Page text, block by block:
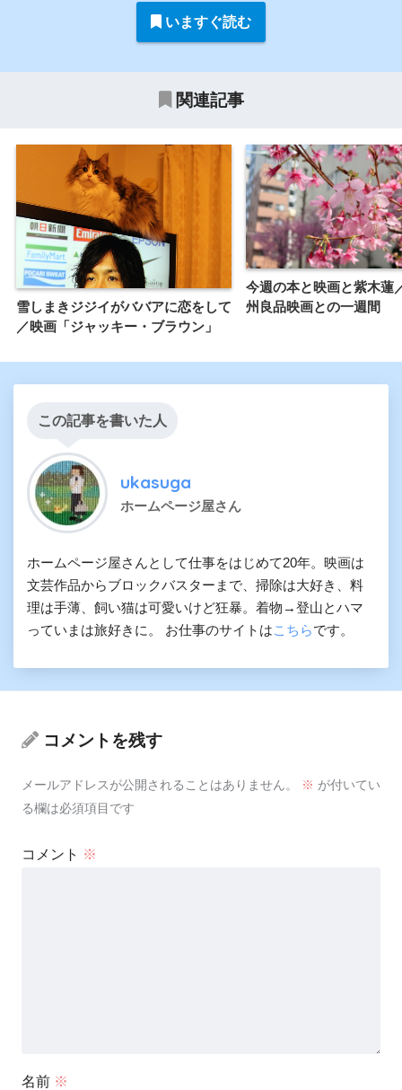
いますぐ読む
関連記事
雪しまきジジイがババアに恋をして
／映画「ジャッキー・ブラウン」
今週の本と映画と紫木蓮
州良品映画との一週間
この記事を書いた人
ukasuga
ホームページ屋さん
ホームページ屋さんとして仕事をはじめて20年。映画は
文芸作品からブロックバスターまで、掃除は大好き、料
理は手薄、飼い猫は可愛いけど狂暴。着物→登山とハマ
っていまは旅好きに。 お仕事のサイトはこちらです。
コメントを残す
メールアドレスが公開されることはありません。 ※ が付いてい
る欄は必須項目です
コメント ※
名前 ※